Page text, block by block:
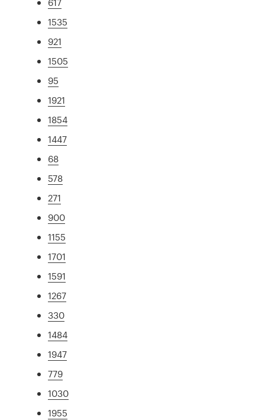
1535
921
1505
95
1921
1854
1447
68
578
271
900
1155
1701
1591
1267
330
1484
1947
779
1030
1955